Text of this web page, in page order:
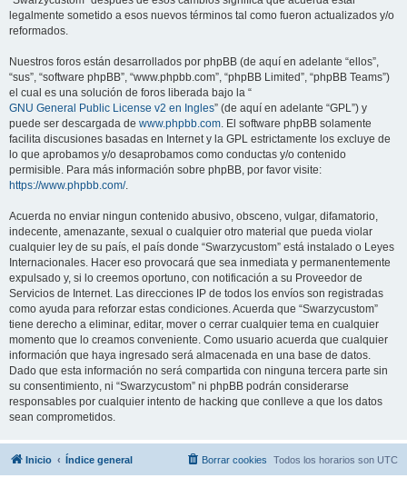
legalmente sometido a esos nuevos términos tal como fueron actualizados y/o
reformados.
Nuestros foros están desarrollados por phpBB (de aquí en adelante “ellos”,
“sus”, “software phpBB”, “www.phpbb.com”, “phpBB Limited”, “phpBB Teams”)
el cual es una solución de foros liberada bajo la “
GNU General Public License v2 en Ingles” (de aquí en adelante “GPL”) y
puede ser descargada de www.phpbb.com. El software phpBB solamente
facilita discusiones basadas en Internet y la GPL estrictamente los excluye de
lo que aprobamos y/o desaprobamos como conductas y/o contenido
permisible. Para más información sobre phpBB, por favor visite:
https://www.phpbb.com/.
Acuerda no enviar ningun contenido abusivo, obsceno, vulgar, difamatorio,
indecente, amenazante, sexual o cualquier otro material que pueda violar
cualquier ley de su país, el país donde “Swarzycustom” está instalado o Leyes
Internacionales. Hacer eso provocará que sea inmediata y permanentemente
expulsado y, si lo creemos oportuno, con notificación a su Proveedor de
Servicios de Internet. Las direcciones IP de todos los envíos son registradas
como ayuda para reforzar estas condiciones. Acuerda que “Swarzycustom”
tiene derecho a eliminar, editar, mover o cerrar cualquier tema en cualquier
momento que lo creamos conveniente. Como usuario acuerda que cualquier
información que haya ingresado será almacenada en una base de datos.
Dado que esta información no será compartida con ninguna tercera parte sin
su consentimiento, ni “Swarzycustom” ni phpBB podrán considerarse
responsables por cualquier intento de hacking que conlleve a que los datos
sean comprometidos.
Inicio Índice general Todos los horarios son UTC
Borrar cookies